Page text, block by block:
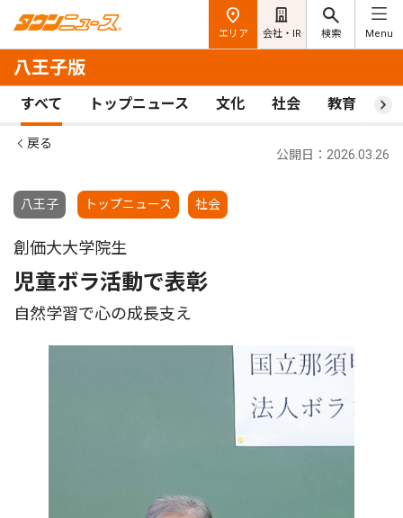
エリア 会社・IR 検索 Menu
八王子版
すべて トップニュース 文化 社会 教育 ス
戻る
八王子 トップニュース 社会
公開日：2026.03.26
創価大大学院生
児童ボラ活動で表彰
自然学習で心の成長支え